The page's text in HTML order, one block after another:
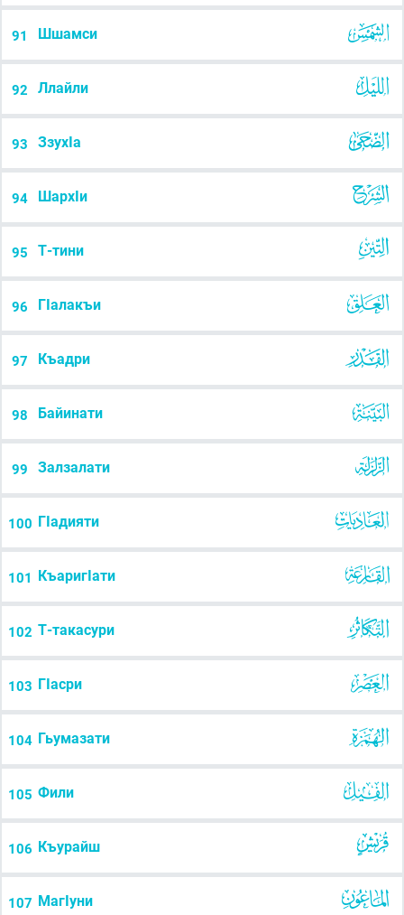
91 Шшамси
92 Ллайли
93 ЗзухIа
94 ШархIи
95 Т-тини
96 ГIалакъи
97 Къадри
98 Байинати
99 Залзалати
100 ГIадияти
101 КъаригIати
102 Т-такасури
103 ГIасри
104 Гьумазати
105 Фили
106 Къурайш
107 МагIуни